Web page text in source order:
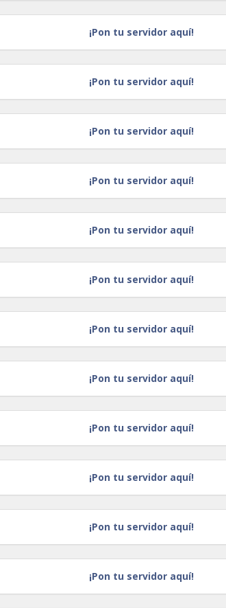
¡Pon tu servidor aquí!
¡Pon tu servidor aquí!
¡Pon tu servidor aquí!
¡Pon tu servidor aquí!
¡Pon tu servidor aquí!
¡Pon tu servidor aquí!
¡Pon tu servidor aquí!
¡Pon tu servidor aquí!
¡Pon tu servidor aquí!
¡Pon tu servidor aquí!
¡Pon tu servidor aquí!
¡Pon tu servidor aquí!